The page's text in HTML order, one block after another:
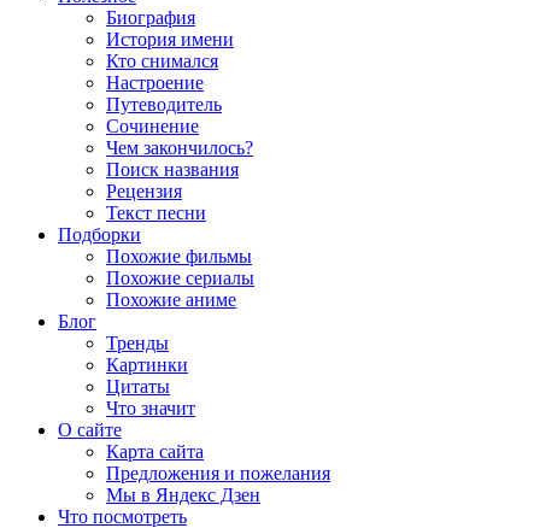
Биография
История имени
Кто снимался
Настроение
Путеводитель
Сочинение
Чем закончилось?
Поиск названия
Рецензия
Текст песни
Подборки
Похожие фильмы
Похожие сериалы
Похожие аниме
Блог
Тренды
Картинки
Цитаты
Что значит
О сайте
Карта сайта
Предложения и пожелания
Мы в Яндекс Дзен
Что посмотреть